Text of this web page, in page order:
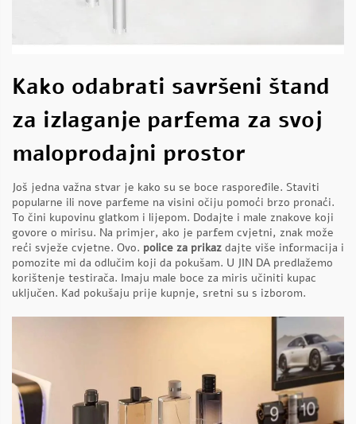
Kako odabrati savršeni štand
za izlaganje parfema za svoj
maloprodajni prostor
Još jedna važna stvar je kako su se boce raspoređile. Staviti
popularne ili nove parfeme na visini očiju pomoći brzo pronaći.
To čini kupovinu glatkom i lijepom. Dodajte i male znakove koji
govore o mirisu. Na primjer, ako je parfem cvjetni, znak može
reći svježe cvjetne. Ovo. police za prikaz dajte više informacija i
pomozite mi da odlučim koji da pokušam. U JIN DA predlažemo
korištenje testirača. Imaju male boce za miris učiniti kupac
uključen. Kad pokušaju prije kupnje, sretni su s izborom.